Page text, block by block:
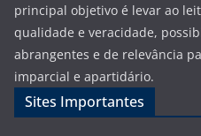
principal objetivo é levar ao
qualidade e veracidade,
abrangentes e de relevância
imparcial e apartidário.
Sites Importantes